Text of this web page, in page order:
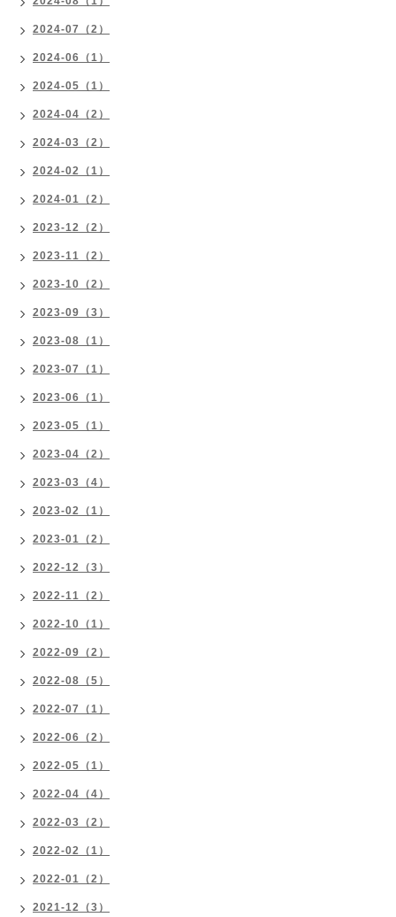
2024-07（2）
2024-06（1）
2024-05（1）
2024-04（2）
2024-03（2）
2024-02（1）
2024-01（2）
2023-12（2）
2023-11（2）
2023-10（2）
2023-09（3）
2023-08（1）
2023-07（1）
2023-06（1）
2023-05（1）
2023-04（2）
2023-03（4）
2023-02（1）
2023-01（2）
2022-12（3）
2022-11（2）
2022-10（1）
2022-09（2）
2022-08（5）
2022-07（1）
2022-06（2）
2022-05（1）
2022-04（4）
2022-03（2）
2022-02（1）
2022-01（2）
2021-12（3）